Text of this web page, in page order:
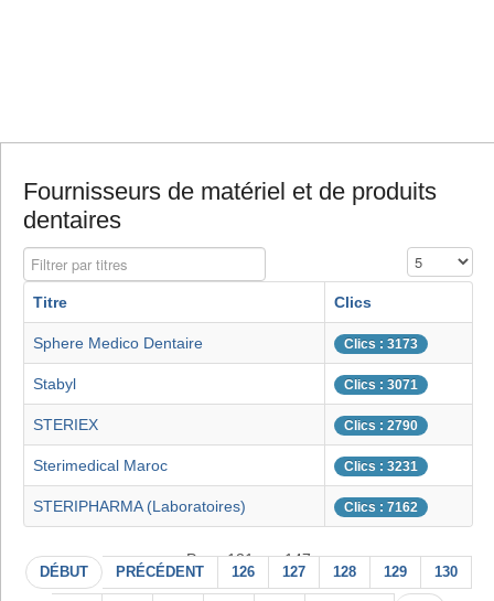
Fournisseurs de matériel et de produits
dentaires
Filtrer par titres Affichage #
Titre Clics
Sphere Medico Dentaire Clics : 3173
Stabyl Clics : 3071
STERIEX Clics : 2790
Sterimedical Maroc Clics : 3231
STERIPHARMA (Laboratoires) Clics : 7162
Page 131 sur 147
DÉBUT PRÉCÉDENT 126 127 128 129 130